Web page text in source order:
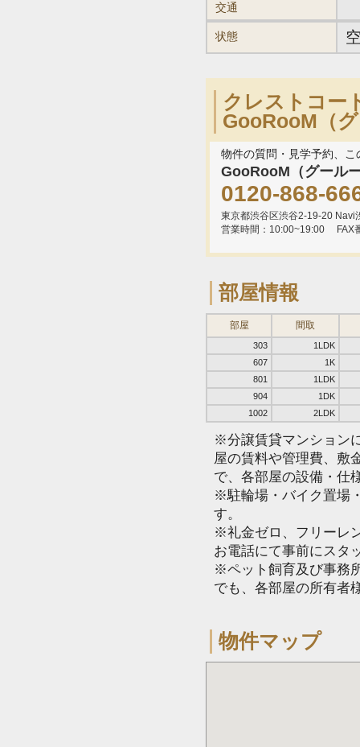
交通
状態
クレストコー
GooRooM（
物件の質問・見学予約、
GooRooM（グール
0120-868-
東京都渋谷区渋谷2-19-20 Navi
営業時間：10:00~19:00
FAX
部屋情報
部屋 間取
303
1LDK
607
1K
801
1LDK
904
1DK
1002
2LDK
※分譲賃貸マンション
屋の賃料や管理費、敷
で、各部屋の設備・仕
※駐輪場・バイク置場
す。
※礼金ゼロ、フリーレ
お電話にて事前にスタ
※ペット飼育及び事務
でも、各部屋の所有者
物件マップ